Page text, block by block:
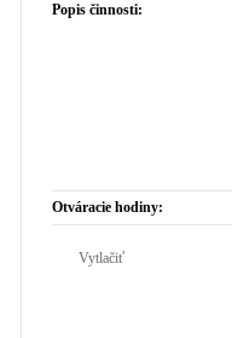
Popis činnosti:
Otváracie hodiny:
Vytlačiť